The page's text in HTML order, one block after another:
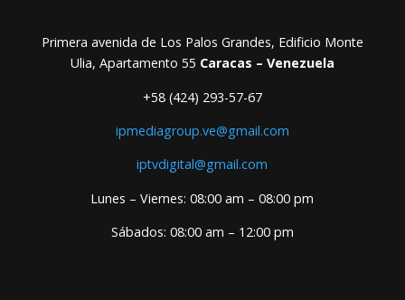
Primera avenida de Los Palos Grandes, Edificio Monte
Ulia, Apartamento 55 Caracas – Venezuela
+58 (424) 293-57-67
ipmediagroup.ve@gmail.com
iptvdigital@gmail.com
Lunes – Viernes: 08:00 am – 08:00 pm
Sábados: 08:00 am – 12:00 pm